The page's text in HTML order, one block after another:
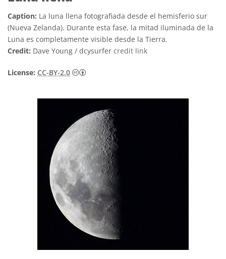
Caption: La luna llena fotografiada desde el hemisferio sur
(Nueva Zelanda). Durante esta fase, la mitad iluminada de la
Luna es completamente visible desde la Tierra.
Credit: Dave Young / dcysurfer credit link
License: CC-BY-2.0 Creative Commons Atribución 2.0